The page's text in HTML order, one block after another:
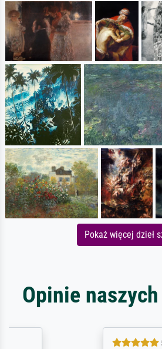
Pokaż więcej dzieł
Opinie